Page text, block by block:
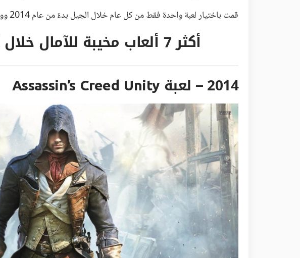
قمت باختيار لعبة واحدة فقط من كل عام خلال الجيل بدءً من عام 2014 ووصولاً لعام 2020.
أكثر 7 ألعاب مخيبة للآمال خلال الجيل الماضي
2014 – لعبة Assassin’s Creed Unity